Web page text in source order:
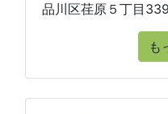
品川区荏原５丁目
も